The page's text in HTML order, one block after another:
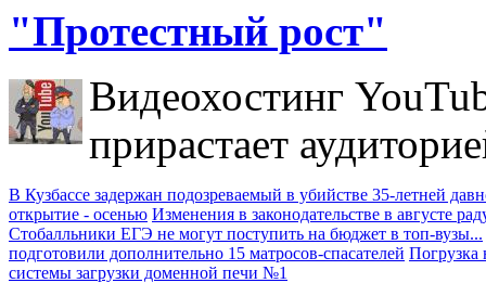
"Протестный рост"
Видеохостинг
прирастает
В Кузбассе задержан подозреваемый в убийстве 35-летней
открытие - осенью Изменения в законодательстве в августе
Стобалльники ЕГЭ не могут поступить на бюджет в топ-вузы...
подготовили дополнительно 15 матросов-спасателей Погрузка
системы загрузки доменной печи №1